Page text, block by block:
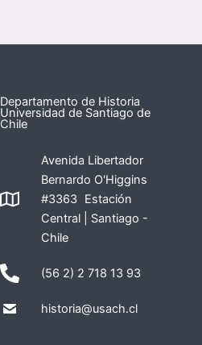
Departamento de Historia
Universidad de Santiago de
Chile
Avenida Libertador
Bernardo O'Higgins
#3363 Estación
Central | Santiago -
Chile
(56 2) 2 718 13 93
historia@usach.cl